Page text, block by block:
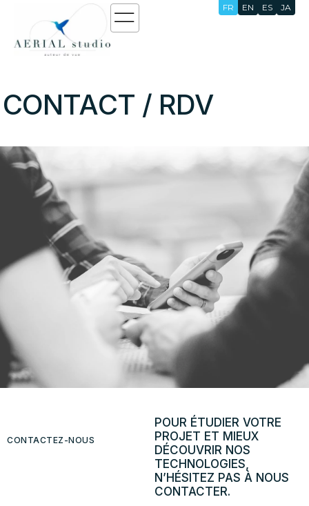
FR EN ES JA
CONTACT / RDV
CONTACTEZ-NOUS
POUR ÉTUDIER VOTRE
PROJET ET MIEUX
DÉCOUVRIR NOS
TECHNOLOGIES,
N’HÉSITEZ PAS À NOUS
CONTACTER.